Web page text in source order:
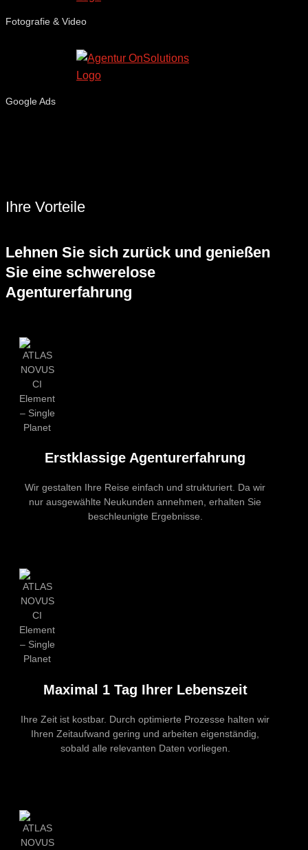
Fotografie & Video
Google Ads
Ihre Vorteile
Lehnen Sie sich zurück und genießen
Sie eine schwerelose
Agenturerfahrung
Erstklassige Agenturerfahrung
Wir gestalten Ihre Reise einfach und strukturiert. Da wir
nur ausgewählte Neukunden annehmen, erhalten Sie
beschleunigte Ergebnisse.
Maximal 1 Tag Ihrer Lebenszeit
Ihre Zeit ist kostbar. Durch optimierte Prozesse halten wir
Ihren Zeit­aufwand gering und arbeiten eigenständig,
sobald alle relevanten Daten vorliegen.